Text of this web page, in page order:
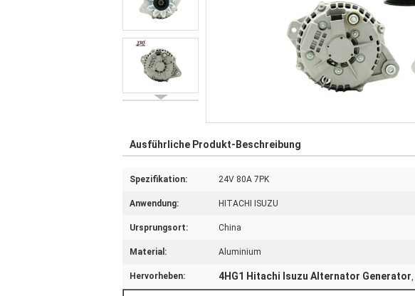
Ausführliche Produkt-Beschreibung
Spezifikation: 24V 80A 7PK
Anwendung: HITACHI ISUZU
Ursprungsort: China
Material: Aluminium
Hervorheben: 4HG1 Hitachi Isuzu Alternator Generator,